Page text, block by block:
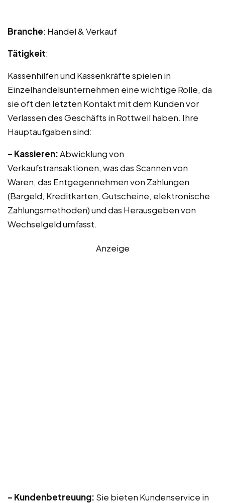
Branche: Handel & Verkauf
Tätigkeit:
Kassenhilfen und Kassenkräfte spielen in
Einzelhandelsunternehmen eine wichtige Rolle, da
sie oft den letzten Kontakt mit dem Kunden vor
Verlassen des Geschäfts in Rottweil haben. Ihre
Hauptaufgaben sind:
– Kassieren:Abwicklung von
Verkaufstransaktionen, was das Scannen von
Waren, das Entgegennehmen von Zahlungen
(Bargeld, Kreditkarten, Gutscheine, elektronische
Zahlungsmethoden) und das Herausgeben von
Wechselgeld umfasst.
Anzeige
– Kundenbetreuung: Sie bieten Kundenservice in